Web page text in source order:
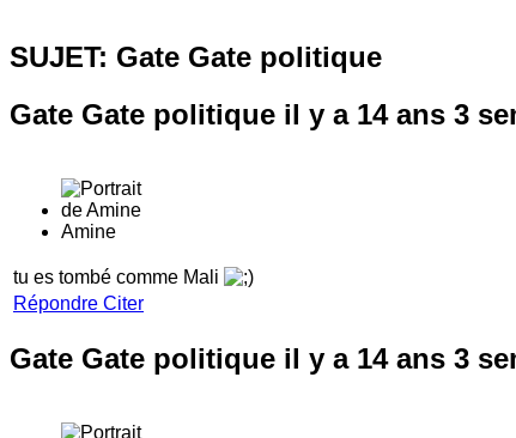
SUJET: Gate Gate politique
Gate Gate politique il y a 14 ans 3
Amine
tu es tombé comme Mali
Répondre Citer
Gate Gate politique il y a 14 ans 3